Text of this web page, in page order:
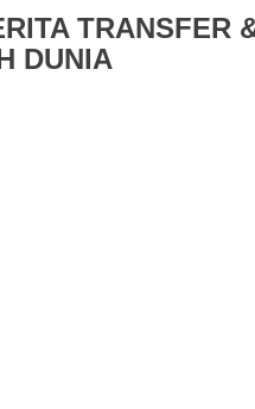
TRANSFER
DUNIA